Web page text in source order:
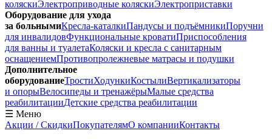
коляскиЭлектроприводные коляскиЭлектроприставки
Оборудование для ухода
за больнымиКресла‑каталкиПандусы и подъёмникиПоручни
для инвалидовФункциональные кроватиПриспособления
для ванны и туалетаКоляски и кресла с санитарным
оснащениемПротивопролежневые матрасы и подушки
Дополнительное
оборудованиеТростиХодункиКостылиВертикализаторы
и опорыВелосипеды и тренажёрыМалые средства
реабилитацииДетские средства реабилитации
☰ Меню
Акции / СкидкиПокупателямО компанииКонтакты